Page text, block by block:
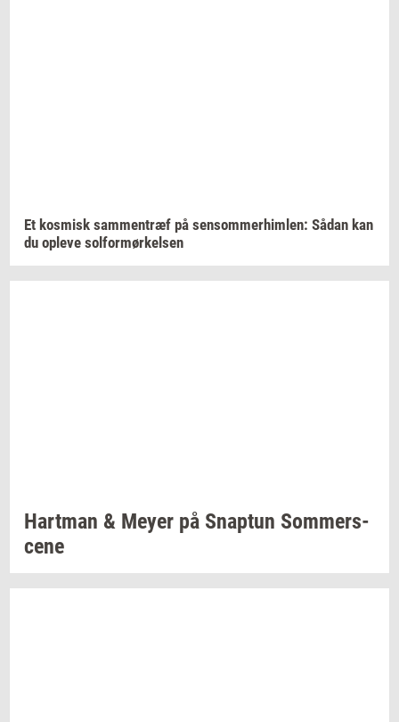
Et kos­misk sam­men­træf på sen­som­mer­him­len: Sådan kan
du op­le­ve sol­for­mør­kel­sen
Hart­man & Meyer på Snap­tun Som­mer­s­
ce­ne